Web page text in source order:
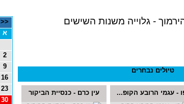
- גלוייה משנות השישים
טיולים נבחרים
- עגמי הרובע הקופ... עין כרם - כנסיית הביקור
<<
א
2
9
16
23
30